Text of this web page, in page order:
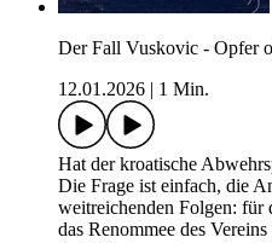
Der Fall Vuskovic - Opfer
12.01.2026
1 Min.
Hat der kroatische
Die Frage ist einfach, die
weitreichenden Folgen:
das Renommee des